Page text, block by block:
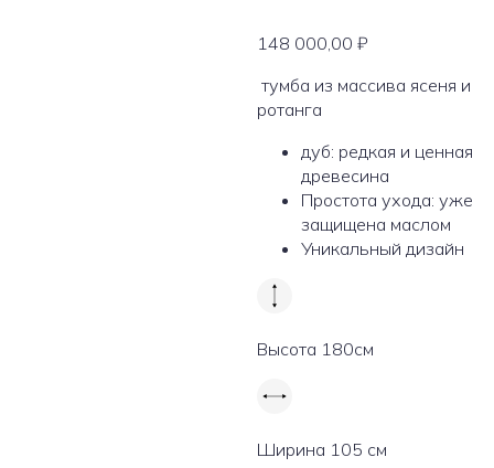
148 000,00 ₽
тумба из массива ясеня и
ротанга
дуб: редкая и ценная
древесина
Простота ухода: уже
защищена маслом
Уникальный дизайн
Высота 180см
Ширина 105 см